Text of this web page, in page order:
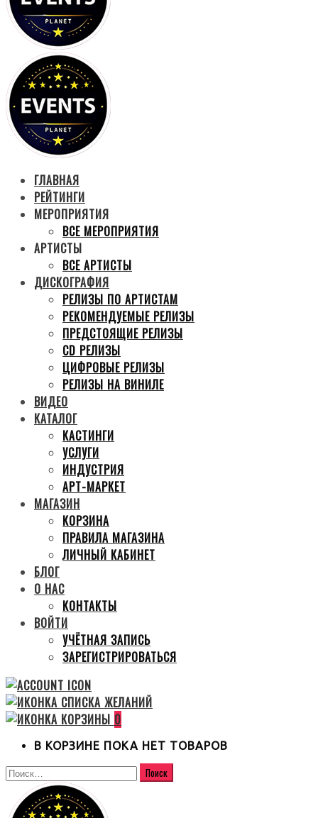
ГЛАВНАЯ
РЕЙТИНГИ
МЕРОПРИЯТИЯ
ВСЕ МЕРОПРИЯТИЯ
АРТИСТЫ
ВСЕ АРТИСТЫ
ДИСКОГРАФИЯ
РЕЛИЗЫ ПО АРТИСТАМ
РЕКОМЕНДУЕМЫЕ РЕЛИЗЫ
ПРЕДСТОЯЩИЕ РЕЛИЗЫ
CD РЕЛИЗЫ
ЦИФРОВЫЕ РЕЛИЗЫ
РЕЛИЗЫ НА ВИНИЛЕ
ВИДЕО
КАТАЛОГ
КАСТИНГИ
УСЛУГИ
ИНДУСТРИЯ
АРТ-МАРКЕТ
МАГАЗИН
КОРЗИНА
ПРАВИЛА МАГАЗИНА
ЛИЧНЫЙ КАБИНЕТ
БЛОГ
О НАС
КОНТАКТЫ
ВОЙТИ
УЧЁТНАЯ ЗАПИСЬ
ЗАРЕГИСТРИРОВАТЬСЯ
0
В КОРЗИНЕ ПОКА НЕТ ТОВАРОВ